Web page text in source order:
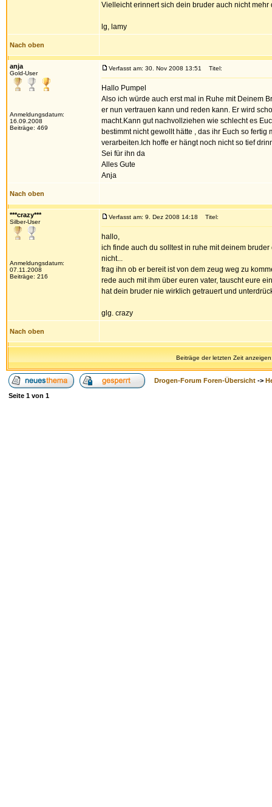
Vielleicht erinnert sich dein bruder auch nicht
lg, lamy
Nach oben
anja
Gold-User
Anmeldungsdatum:
16.09.2008
Beiträge: 469
Verfasst am: 30. Nov 2008 13:51 Titel:
Hallo Pumpel
Also ich würde auch erst mal in Ruhe mit Deinem
er nun vertrauen kann und reden kann. Er wird
macht.Kann gut nachvollziehen wie schlecht es
bestimmt nicht gewollt hätte , das ihr Euch so
verarbeiten.Ich hoffe er hängt noch nicht so tief
Sei für ihn da
Alles Gute
Anja
Nach oben
***crazy***
Silber-User
Anmeldungsdatum:
07.11.2008
Beiträge: 216
Verfasst am: 9. Dez 2008 14:18 Titel:
hallo,
ich finde auch du solltest in ruhe mit deinem
nicht...
frag ihn ob er bereit ist von dem zeug weg zu
rede auch mit ihm über euren vater, tauscht eure
hat dein bruder nie wirklich getrauert und
glg. crazy
Nach oben
Beiträge der letzten Zeit
Drogen-Forum Foren-Übersicht ->
Seite 1 von 1